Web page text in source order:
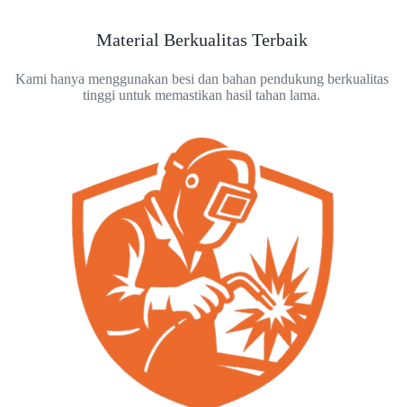
Material Berkualitas Terbaik
Kami hanya menggunakan besi dan bahan pendukung berkualitas
tinggi untuk memastikan hasil tahan lama.